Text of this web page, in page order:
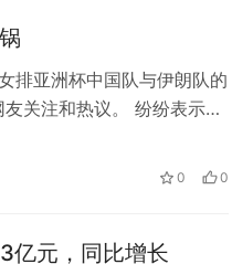
排亚洲杯中国队与伊朗队的
关注和热议。 纷纷表示这
3局摘下口罩取得3局胜
的焦点并非是比赛本身技
0 0
亿元，同比增长